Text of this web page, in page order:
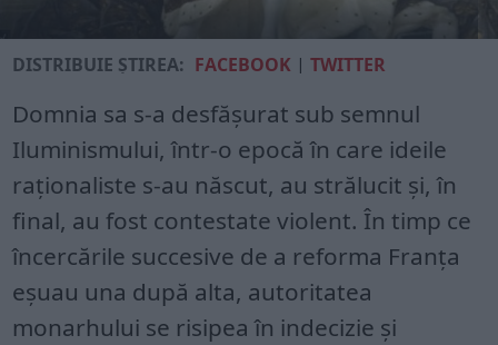
DISTRIBUIE ȘTIREA: FACEBOOK |TWITTER
Domnia sa s-a desfășurat sub semnul
Iluminismului, într-o epocă în care ideile
raționaliste s-au născut, au strălucit și, în
final, au fost contestate violent. În timp ce
încercările succesive de a reforma Franța
eșuau una după alta, autoritatea
monarhului se risipea în indecizie și